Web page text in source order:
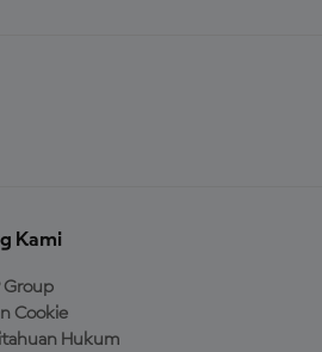
Kami
Group
Cookie
Hukum